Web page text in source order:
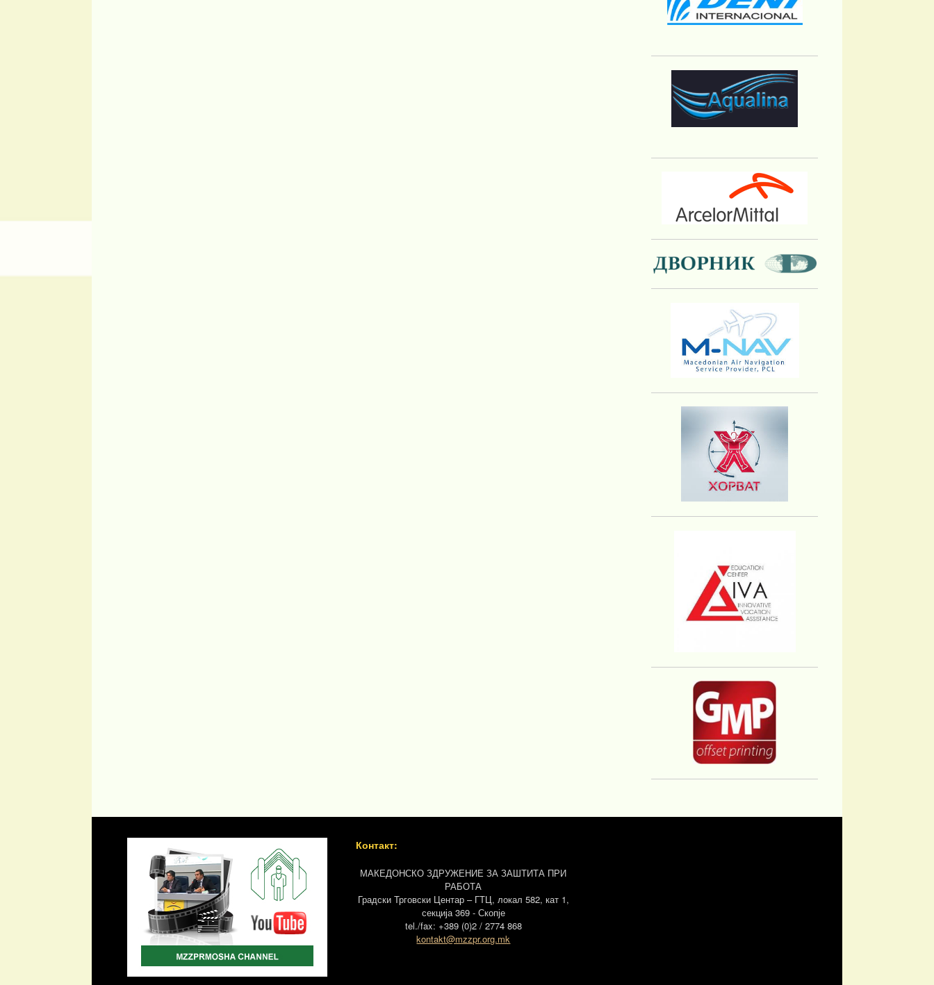
Контакт:
МАКЕДОНСКО ЗДРУЖЕНИЕ ЗА ЗАШТИТА ПРИ
РАБОТА
Градски Трговски Центар – ГТЦ, локал 582, кат 1,
секција 369 - Скопје
tel./fax: +389 (0)2 / 2774 868
kontakt@mzzpr.org.mk